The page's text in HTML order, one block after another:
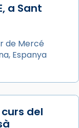
Joan
i l’ha
Barcelona,
a Sant
de Mercé
Espanya
del